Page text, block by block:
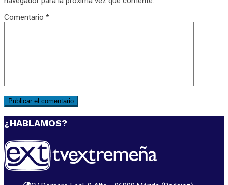
Comentario *
¿HABLAMOS?